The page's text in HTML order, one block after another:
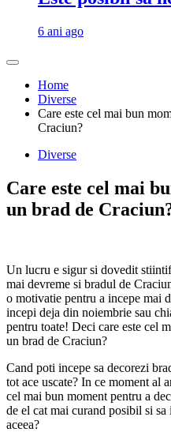
6 ani ago
Home
Diverse
Care este cel mai bun
Craciun?
Diverse
Care este cel mai
un brad de
Un lucru e sigur si dovedit
mai devreme si bradul de
o motivatie pentru a incepe mai
incepi deja din noiembrie sau
pentru toate! Deci care este cel
un brad de Craciun?
Cand poti incepe sa decorezi
tot ace uscate? In ce moment al
cel mai bun moment pentru a
de el cat mai curand posibil si
aceea?